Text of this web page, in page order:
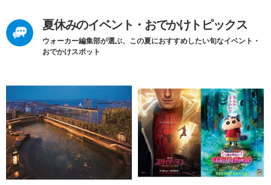
夏休みのイベント・おでかけトピックス
ウォーカー編集部が選ぶ、この夏におすすめしたい旬なイベント・
おでかけスポット